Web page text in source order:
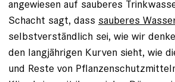
angewiesen auf sauberes
Schacht sagt, dass sauberes
selbstverständlich sei, wie wir
den langjährigen Kurven sieht, wie
und Reste von